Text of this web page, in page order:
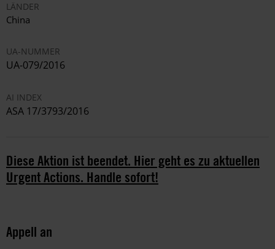
LÄNDER
China
UA-NUMMER
UA-079/2016
AI INDEX
ASA 17/3793/2016
Diese Aktion ist beendet. Hier geht es zu aktuellen
Urgent Actions. Handle sofort!
Appell an